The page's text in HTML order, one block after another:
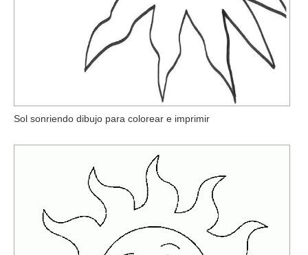
Sol sonriendo dibujo para colorear e imprimir